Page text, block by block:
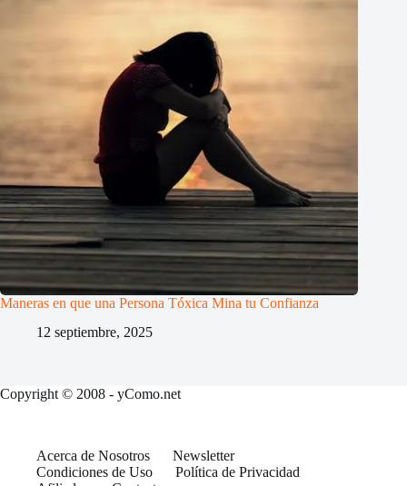
Maneras en que una Persona Tóxica Mina tu Confianza
12 septiembre, 2025
Copyright © 2008 - yComo.net
Acerca de Nosotros
Newsletter
Condiciones de Uso
Política de Privacidad